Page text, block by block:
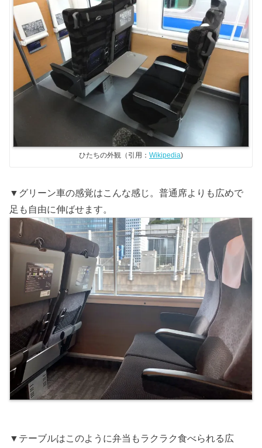
ひたちの外観（引用： Wikipedia)
▼グリーン車の感覚はこんな感じ。普通席よりも広めで
足も自由に伸ばせます。
▼テーブルはこのように弁当もラクラク食べられる広